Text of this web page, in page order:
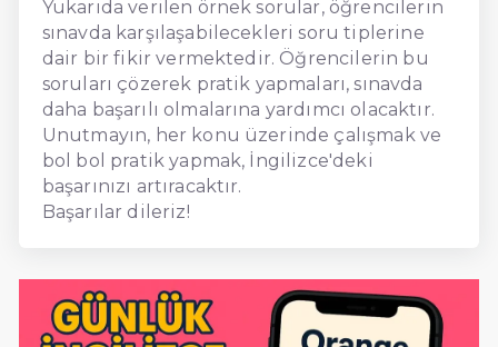
Yukarıda verilen örnek sorular, öğrencilerin
sınavda karşılaşabilecekleri soru tiplerine
dair bir fikir vermektedir. Öğrencilerin bu
soruları çözerek pratik yapmaları, sınavda
daha başarılı olmalarına yardımcı olacaktır.
Unutmayın, her konu üzerinde çalışmak ve
bol bol pratik yapmak, İngilizce'deki
başarınızı artıracaktır.
Başarılar dileriz!